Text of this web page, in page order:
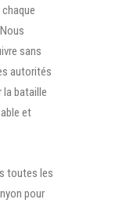
chaque
sans
autorités
la bataille
et
toutes les
pour